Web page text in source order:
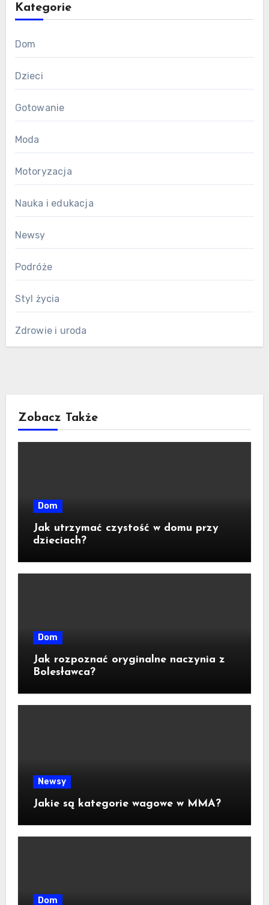
Kategorie
Dom
Dzieci
Gotowanie
Moda
Motoryzacja
Nauka i edukacja
Newsy
Podróże
Styl życia
Zdrowie i uroda
Zobacz Także
Dom
Jak utrzymać czystość w domu przy
dzieciach?
Dom
Jak rozpoznać oryginalne naczynia z
Bolesławca?
Newsy
Jakie są kategorie wagowe w MMA?
Dom